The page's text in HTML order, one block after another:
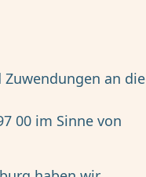
an die
00 im Sinne von